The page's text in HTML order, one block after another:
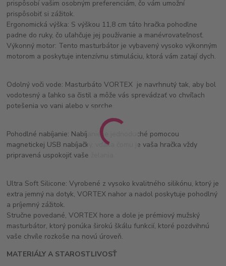
prispôsobí vašim osobným preferenciám, čo vám umožní
prispôsobiť si zážitok.
Ergonomická výška: S výškou 11,8 cm táto hračka pohodlne
padne do ruky, čo uľahčuje jej používanie a manévrovateľnosť.
Výkonný motor: Tento masturbátor je vybavený vysoko výkonným
motorom a poskytuje intenzívnu stimuláciu, ktorá vám zatají dych.
Odolný voči vode: Masturbáto VORTEX je navrhnutý tak, aby bol
vodotesný a ľahko sa čistil a môže vás sprevádzať vo chvíľach
potešenia vo vani alebo v sprche.
Pohodlné nabíjanie: Nabíjanie je jednoduché pomocou
magnetickej USB nabíjačky, vďaka čomu je vaša hračka vždy
pripravená uspokojiť vaše želania.
Ultra Soft Silicone: Vyrobené z vysoko kvalitného silikónu, ktorý je
extra jemný na dotyk, VORTEX nahor a nadol poskytuje pohodlný
a príjemný zážitok.
Stručne povedané, VORTEX hore a dole je prémiový mužský
masturbátor, ktorý ponúka širokú škálu funkcií, ktoré pozdvihnú
vaše chvíle rozkoše na novú úroveň.
MATERIÁLY A STAROSTLIVOSŤ